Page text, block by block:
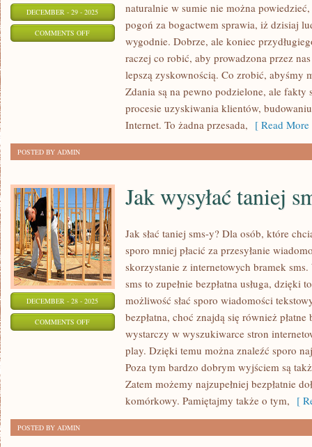
DECEMBER - 29 - 2025
COMMENTS OFFON
RÓŻNEGO
RODZAJU
WIRUSAMI?
naturalnie w sumie nie można
pogoń za bogactwem sprawia, iż dzisiaj
wygodnie. Dobrze, ale koniec
raczej co robić, aby prowadzona przez
lepszą zyskownością. Co zrobić, abyśmy
Zdania są na pewno podzielone, ale fakty
procesie uzyskiwania klientów,
Internet. To żadna przesada, [ Read
POSTED BY ADMIN
DECEMBER - 28 - 2025
COMMENTS OFFON
Jak wysyłać taniej
Jak słać taniej sms-y? Dla osób, które
sporo mniej płacić za przesyłanie
skorzystanie z internetowych bramek
sms to zupełnie bezpłatna usługa, dzięki
możliwość słać sporo wiadomości
bezpłatna, choć znajdą się również
wystarczy w wyszukiwarce stron
play. Dzięki temu można znaleźć sporo
Poza tym bardzo dobrym wyjściem są
Zatem możemy najzupełniej bezpłatnie
komórkowy. Pamiętajmy także o tym, [
POSTED BY ADMIN